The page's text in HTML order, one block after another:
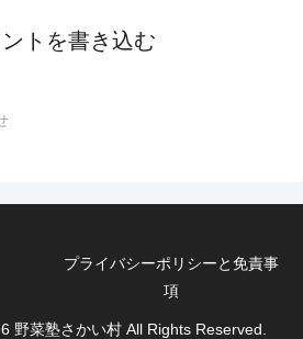
トを書き込む
プライバシーポリシーと免責事
項
野菜塾さかい村 All Rights Reserved.